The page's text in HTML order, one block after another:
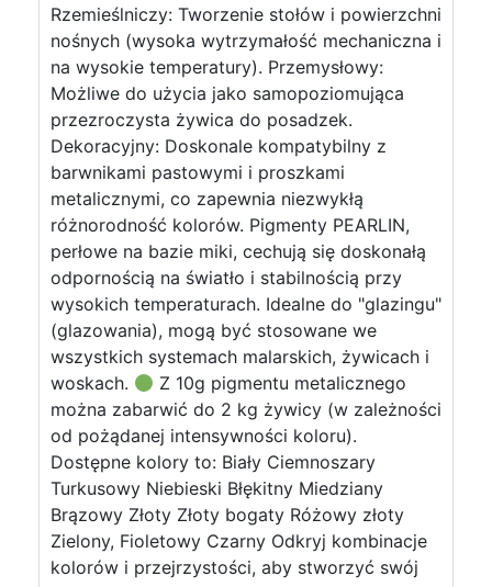
Rzemieślniczy: Tworzenie stołów i powierzchni
nośnych (wysoka wytrzymałość mechaniczna i
na wysokie temperatury). Przemysłowy:
Możliwe do użycia jako samopoziomująca
przezroczysta żywica do posadzek.
Dekoracyjny: Doskonale kompatybilny z
barwnikami pastowymi i proszkami
metalicznymi, co zapewnia niezwykłą
różnorodność kolorów. Pigmenty PEARLIN,
perłowe na bazie miki, cechują się doskonałą
odpornością na światło i stabilnością przy
wysokich temperaturach. Idealne do "glazingu"
(glazowania), mogą być stosowane we
wszystkich systemach malarskich, żywicach i
woskach.
Z 10g pigmentu metalicznego
można zabarwić do 2 kg żywicy (w zależności
od pożądanej intensywności koloru).
Dostępne kolory to: Biały Ciemnoszary
Turkusowy Niebieski Błękitny Miedziany
Brązowy Złoty Złoty bogaty Różowy złoty
Zielony, Fioletowy Czarny Odkryj kombinacje
kolorów i przejrzystości, aby stworzyć swój